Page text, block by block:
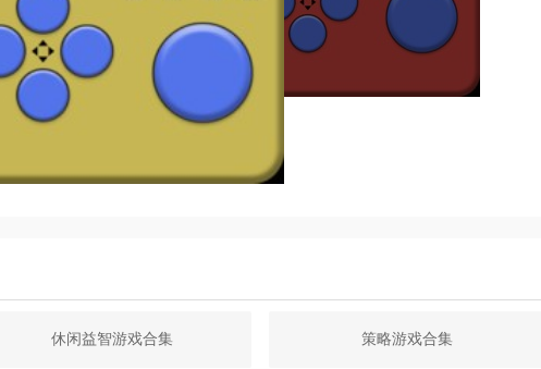
力，还考验手速和反应能力。无论是怀旧的老玩家还是初次接触的新
的推进和难度的提升，玩家需要不断挑战自我，才能取得更高的分数
一款值得一试的经典手机游戏。
休闲益智游戏合集 策略游戏合集